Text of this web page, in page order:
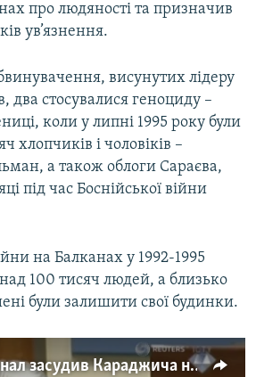
про людяності та призначив
ув’язнення.
висунутих лідеру
два стосувалися геноциду –
коли у липні 1995 року були
хлопчиків і чоловіків –
а також облоги Сараєва,
під час Боснійської війни
на Балканах у 1992-1995
100 тисяч людей, а близько
були залишити свої будинки.
Гаазький трибунал засудив Караджича на 40 років (відео)